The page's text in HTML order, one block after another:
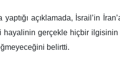
açıklamada, İsrail’in
gerçekle hiçbir ilgisinin
belirtti.